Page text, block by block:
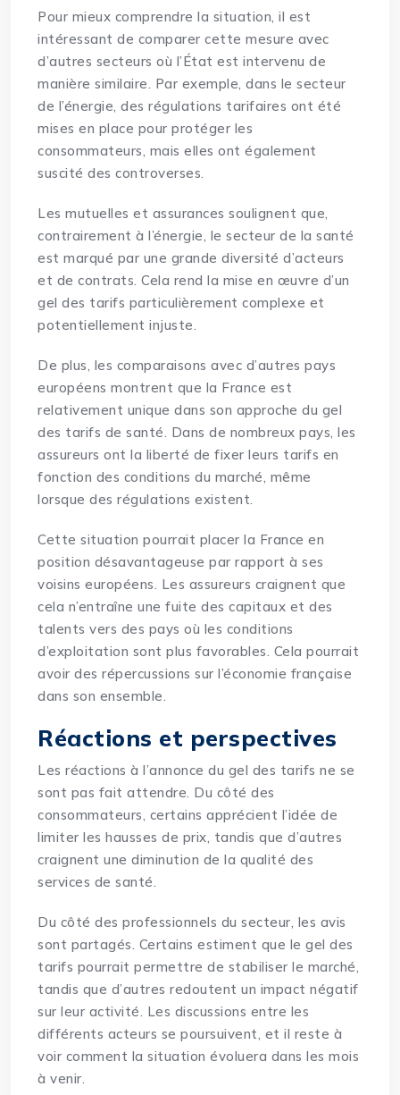
Pour mieux comprendre la situation, il est
intéressant de comparer cette mesure avec
d’autres secteurs où l’État est intervenu de
manière similaire. Par exemple, dans le secteur
de l’énergie, des régulations tarifaires ont été
mises en place pour protéger les
consommateurs, mais elles ont également
suscité des controverses.
Les mutuelles et assurances soulignent que,
contrairement à l’énergie, le secteur de la santé
est marqué par une grande diversité d’acteurs
et de contrats. Cela rend la mise en œuvre d’un
gel des tarifs particulièrement complexe et
potentiellement injuste.
De plus, les comparaisons avec d’autres pays
européens montrent que la France est
relativement unique dans son approche du gel
des tarifs de santé. Dans de nombreux pays, les
assureurs ont la liberté de fixer leurs tarifs en
fonction des conditions du marché, même
lorsque des régulations existent.
Cette situation pourrait placer la France en
position désavantageuse par rapport à ses
voisins européens. Les assureurs craignent que
cela n’entraîne une fuite des capitaux et des
talents vers des pays où les conditions
d’exploitation sont plus favorables. Cela pourrait
avoir des répercussions sur l’économie française
dans son ensemble.
Réactions et perspectives
Les réactions à l’annonce du gel des tarifs ne se
sont pas fait attendre. Du côté des
consommateurs, certains apprécient l’idée de
limiter les hausses de prix, tandis que d’autres
craignent une diminution de la qualité des
services de santé.
Du côté des professionnels du secteur, les avis
sont partagés. Certains estiment que le gel des
tarifs pourrait permettre de stabiliser le marché,
tandis que d’autres redoutent un impact négatif
sur leur activité. Les discussions entre les
différents acteurs se poursuivent, et il reste à
voir comment la situation évoluera dans les mois
à venir.